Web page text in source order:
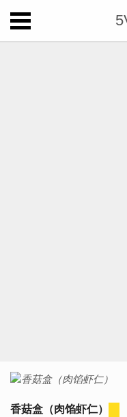
香菇盒（肉馅虾仁）